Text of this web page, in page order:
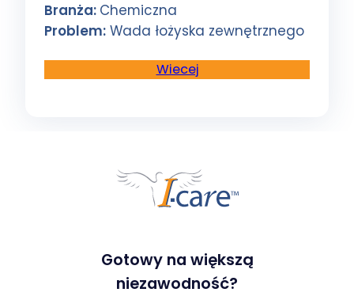
Branża: Chemiczna
Problem: Wada łożyska zewnętrznego
Wiecej
Gotowy na większą
niezawodność?